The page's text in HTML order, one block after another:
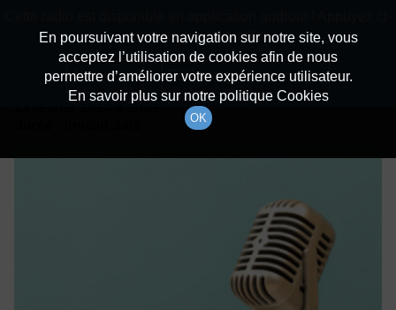
Détails De L'épisode
à 6h59
En poursuivant votre navigation sur notre site, vous
acceptez l’utilisation de cookies afin de nous
permettre d’améliorer votre expérience utilisateur.
En savoir plus sur notre politique Cookies
OK
dessous pour l'installer.
Non merci Télécharger l'application